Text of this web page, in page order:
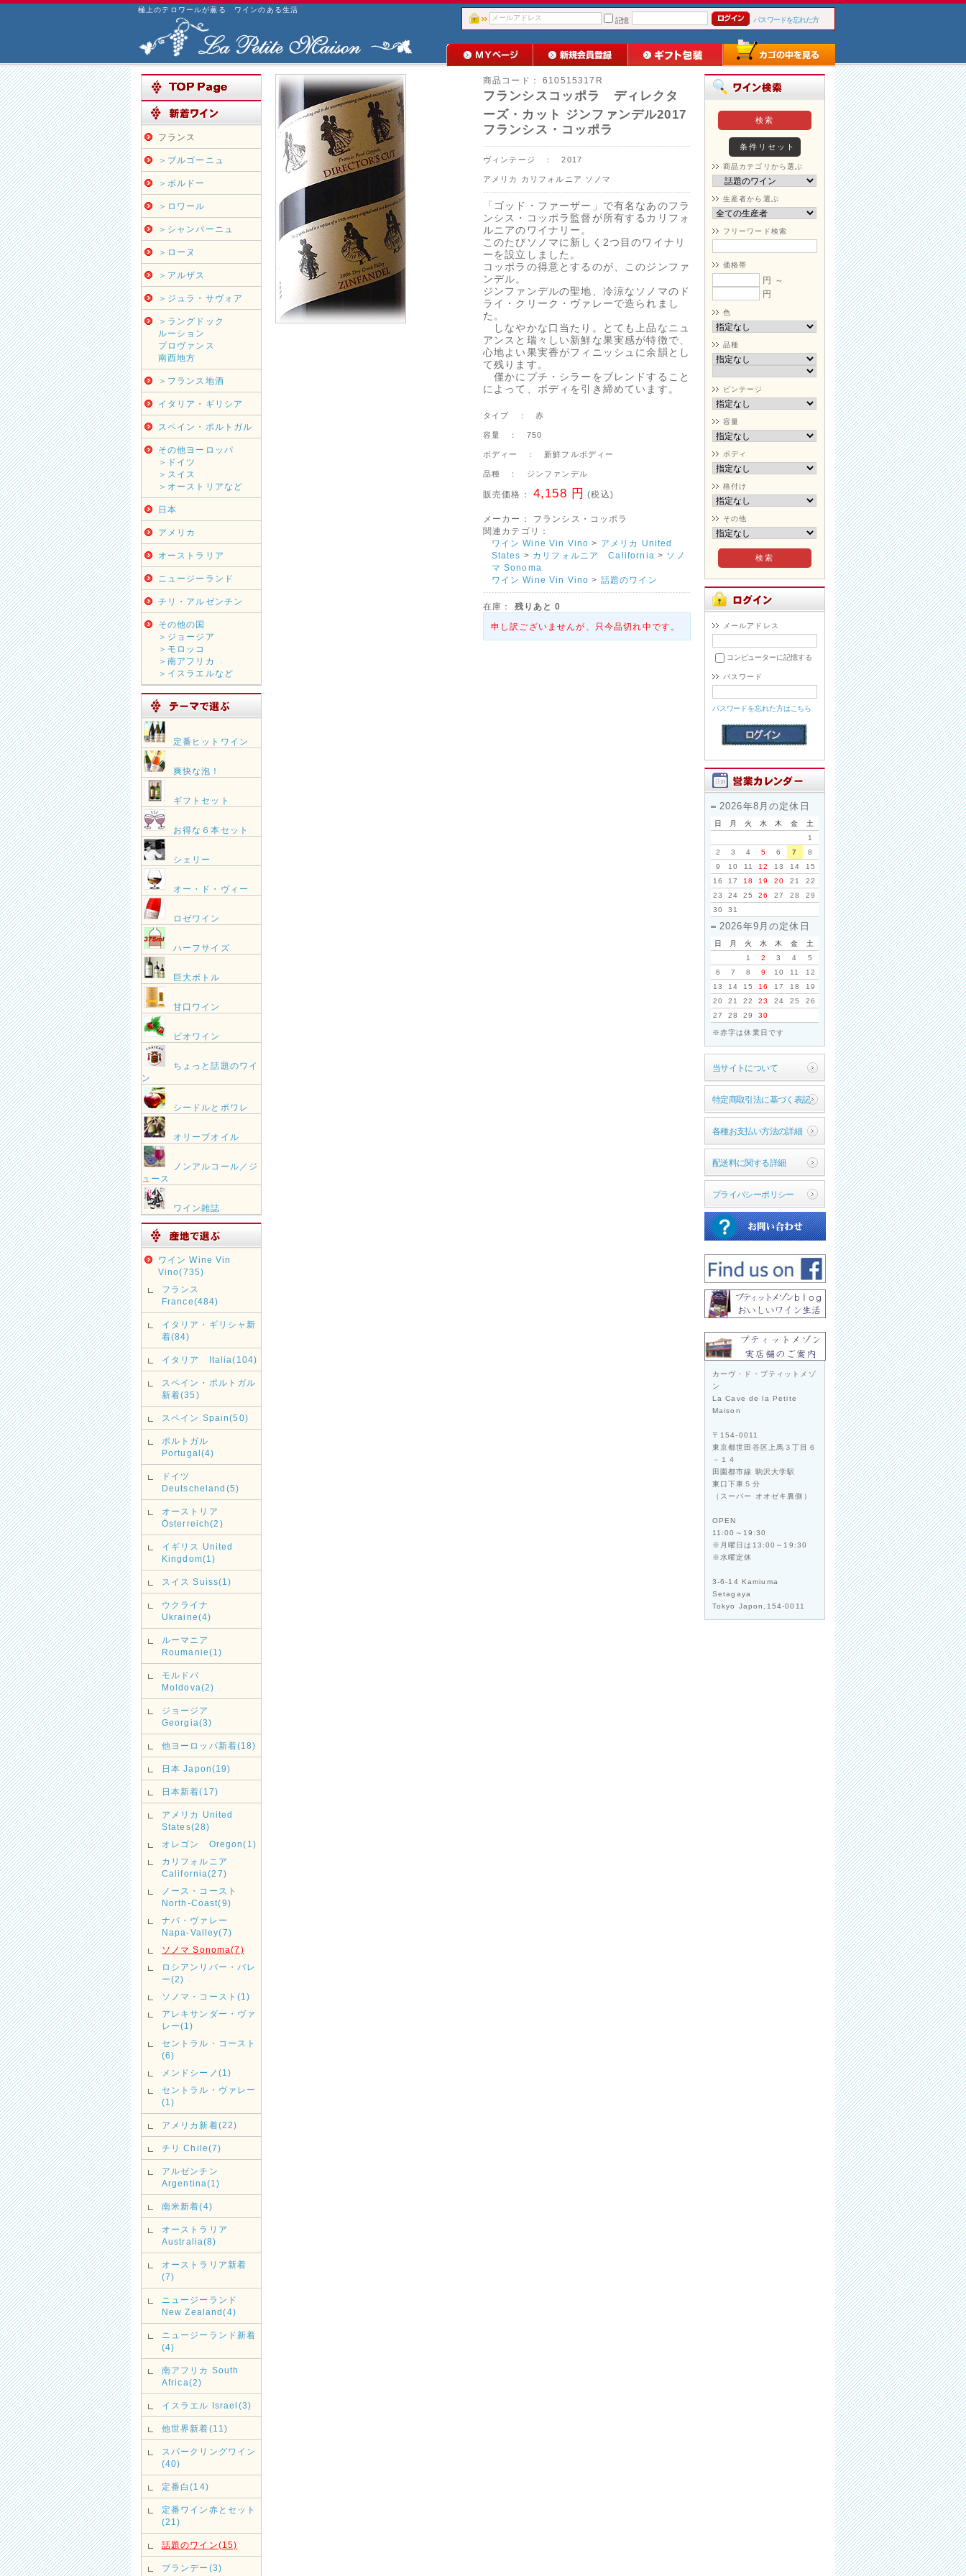
極上のテロワールが薫る ワインのある生活
記憶
パスワードを忘れた方
フランス
＞ブルゴーニュ
＞ボルドー
＞ロワール
＞シャンパーニュ
＞ローヌ
＞アルザス
＞ジュラ・サヴォア
＞ラングドック
ルーション
プロヴァンス
南西地方
＞フランス地酒
イタリア・ギリシア
スペイン・ポルトガル
その他ヨーロッパ
＞ドイツ
＞スイス
＞オーストリアなど
日本
アメリカ
オーストラリア
ニュージーランド
チリ・アルゼンチン
その他の国
＞ジョージア
＞モロッコ
＞南アフリカ
＞イスラエルなど
定番ヒットワイン
爽快な泡！
ギフトセット
お得な６本セット
シェリー
オー・ド・ヴィー
ロゼワイン
ハーフサイズ
巨大ボトル
甘口ワイン
ビオワイン
ちょっと話題のワイ
ン
シードルとポワレ
オリーブオイル
ノンアルコール／ジ
ュース
ワイン雑誌
ワイン Wine Vin
Vino(735)
フランス
France(484)
イタリア・ギリシャ新
着(84)
イタリア Italia(104)
スペイン・ポルトガル
新着(35)
スペイン Spain(50)
ポルトガル
Portugal(4)
ドイツ
Deutscheland(5)
オーストリア
Österreich(2)
イギリス United
Kingdom(1)
スイス Suiss(1)
ウクライナ
Ukraine(4)
ルーマニア
Roumanie(1)
モルドバ
Moldova(2)
ジョージア
Georgia(3)
他ヨーロッパ新着(18)
日本 Japon(19)
日本新着(17)
アメリカ United
States(28)
オレゴン Oregon(1)
カリフォルニア
California(27)
ノース・コースト
North-Coast(9)
ナパ・ヴァレー
Napa-Valley(7)
ソノマ Sonoma(7)
ロシアンリバー・バレ
ー(2)
ソノマ・コースト(1)
アレキサンダー・ヴァ
レー(1)
セントラル・コースト
(6)
メンドシーノ(1)
セントラル・ヴァレー
(1)
アメリカ新着(22)
チリ Chile(7)
アルゼンチン
Argentina(1)
南米新着(4)
オーストラリア
Australia(8)
オーストラリア新着
(7)
ニュージーランド
New Zealand(4)
ニュージーランド新着
(4)
南アフリカ South
Africa(2)
イスラエル Israel(3)
他世界新着(11)
スパークリングワイン
(40)
定番白(14)
定番ワイン赤とセット
(21)
話題のワイン(15)
ブランデー(3)
商品コード： 610515317R
フランシスコッポラ ディレクタ
ーズ・カット ジンファンデル2017
フランシス・コッポラ
ヴィンテージ ： 2017
アメリカ カリフォルニア ソノマ
「ゴッド・ファーザー」で有名なあのフラ
ンシス・コッポラ監督が所有するカリフォ
ルニアのワイナリー。
このたびソノマに新しく2つ目のワイナリ
ーを設立しました。
コッポラの得意とするのが、このジンファ
ンデル。
ジンファンデルの聖地、冷涼なソノマのド
ライ・クリーク・ヴァレーで造られまし
た。
しなやかな口当たり。とても上品なニュ
アンスと瑞々しい新鮮な果実感が特徴で、
心地よい果実香がフィニッシュに余韻とし
て残ります。
僅かにプチ・シラーをブレンドすること
によって、ボディを引き締めています。
タイプ ： 赤
容量 ： 750
ボディー ： 新鮮フルボディー
品種 ： ジンファンデル
販売価格： 4,158 円 (税込)
メーカー：
フランシス・コッポラ
関連カテゴリ：
ワイン Wine Vin Vino > アメリカ United
States > カリフォルニア California > ソノ
マ Sonoma
ワイン Wine Vin Vino > 話題のワイン
在庫： 残りあと 0
申し訳ございませんが、只今品切れ中です。
商品カテゴリから選ぶ
生産者から選ぶ
フリーワード検索
価格帯
円 ～
円
色
品種
ビンテージ
容量
ボディ
格付け
その他
メールアドレス
コンピューターに記憶する
パスワード
パスワードを忘れた方はこちら
2026年8月の定休日
日 月 火 水 木 金
土
1
2
3 4 5 6 7
8
9
10 11 12 13 14
15
16
17 18 19 20 21
22
23
24 25 26 27 28
29
30
31
2026年9月の定休日
日 月 火 水 木 金
土
1
2 3 4
5
6
7 8 9 10 11
12
13
14 15 16 17 18
19
20
21 22 23 24 25
26
27
28 29 30
※赤字は休業日です
当サイトについて
特定商取引法に基づく表記
各種お支払い方法の詳細
配送料に関する詳細
プライバシーポリシー
カーヴ・ド・プティットメゾ
ン
La Cave de la Petite
Maison
〒154-0011
東京都世田谷区上馬３丁目６
－１４
田園都市線 駒沢大学駅
東口下車５分
（スーパー オオゼキ裏側）
OPEN
11:00～19:30
※月曜日は13:00～19:30
※水曜定休
3-6-14 Kamiuma
Setagaya
Tokyo Japon,154-0011